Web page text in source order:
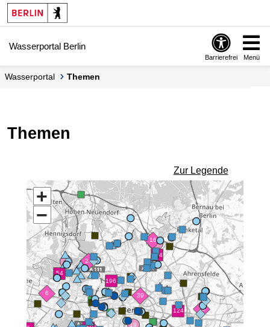
Springe zur Navigation
Springe zum Inhalt
Wasserportal Berlin
Barrierefrei Menü
Wasserportal Themen
Themen
Zur Legende
+
−